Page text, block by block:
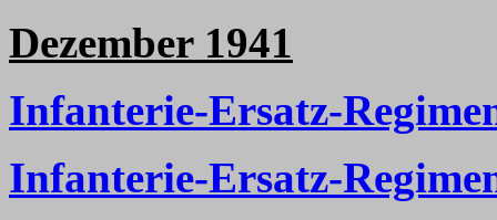
Dezember 1941
Infanterie-Ersatz-
Infanterie-Ersatz-